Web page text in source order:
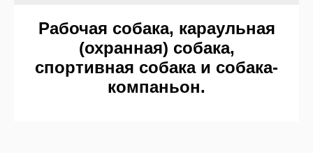
Рабочая собака, караульная
(охранная) собака,
спортивная собака и собака-
компаньон.